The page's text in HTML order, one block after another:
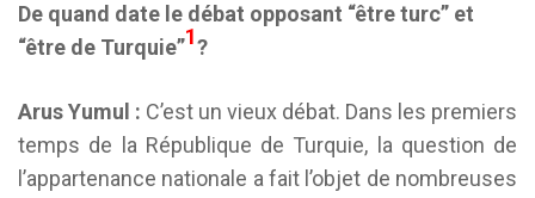
De quand date le débat opposant “être turc” et
“être de Turquie”1?
Arus Yumul : C’est un vieux débat. Dans les premiers
temps de la République de Turquie, la question de
l’appartenance nationale a fait l’objet de nombreuses